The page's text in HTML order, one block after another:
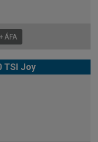
ÁFA
TSI Joy